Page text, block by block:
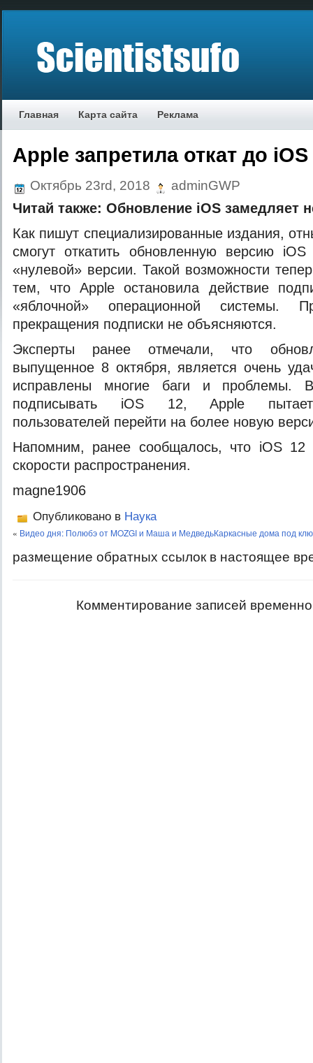
Главная Карта сайта Реклама
Apple запретила откат до iOS
Октябрь 23rd, 2018 adminGWP
Читай также: Обновление iOS замедляет
Как пишут специализированные издания,
смогут откатить обновленную версию
«нулевой» версии. Такой возможности
тем, что Apple остановила действие
«яблочной» операционной системы.
прекращения подписки не объясняются.
Эксперты ранее отмечали, что
выпущенное 8 октября, является очень
исправлены многие баги и проблемы.
подписывать iOS 12, Apple
пользователей перейти на более новую
Напомним, ранее сообщалось, что iOS 12
скорости распространения.
magne1906
Опубликовано в Наука
« Видео дня: Полюбэ от MOZGI и Маша и МедведьКаркасные дома под
размещение обратных ссылок в настоящее
Комментирование записей